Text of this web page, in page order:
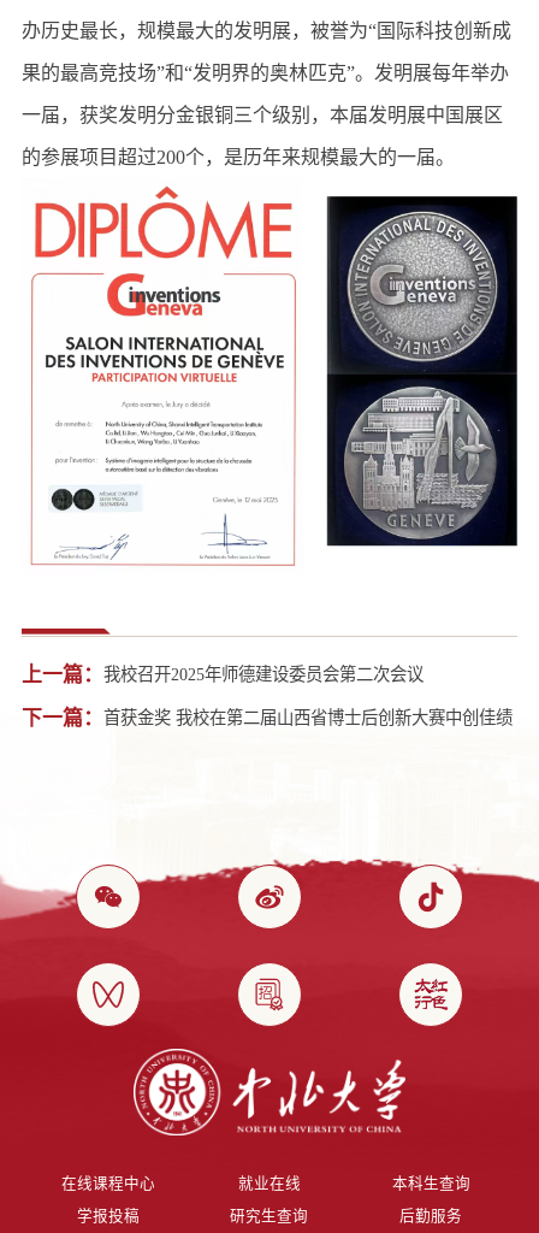
办历史最长，规模最大的发明展，被誉为“国际科技创新成
果的最高竞技场”和“发明界的奥林匹克”。发明展每年举办
一届，获奖发明分金银铜三个级别，本届发明展中国展区
的参展项目超过200个，是历年来规模最大的一届。
上一篇： 我校召开2025年师德建设委员会第二次会议
下一篇： 首获金奖 我校在第二届山西省博士后创新大赛中创佳绩
在线课程中心 就业在线
本科生查询
学报投稿
研究生查询 后勤服务